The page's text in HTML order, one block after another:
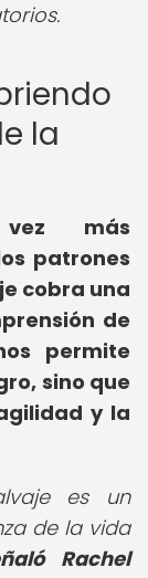
la
más
patrones
cobra una
de
permite
sino que
y la
es un
de la vida
Rachel